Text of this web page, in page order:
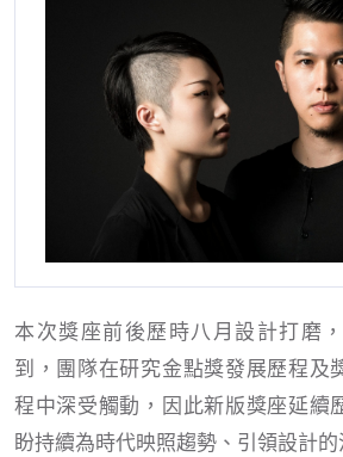
本次獎座前後歷時八月設計打磨
到，團隊在研究金點獎發展歷程及
程中深受觸動，因此新版獎座延續
盼持續為時代映照趨勢、引領設計的